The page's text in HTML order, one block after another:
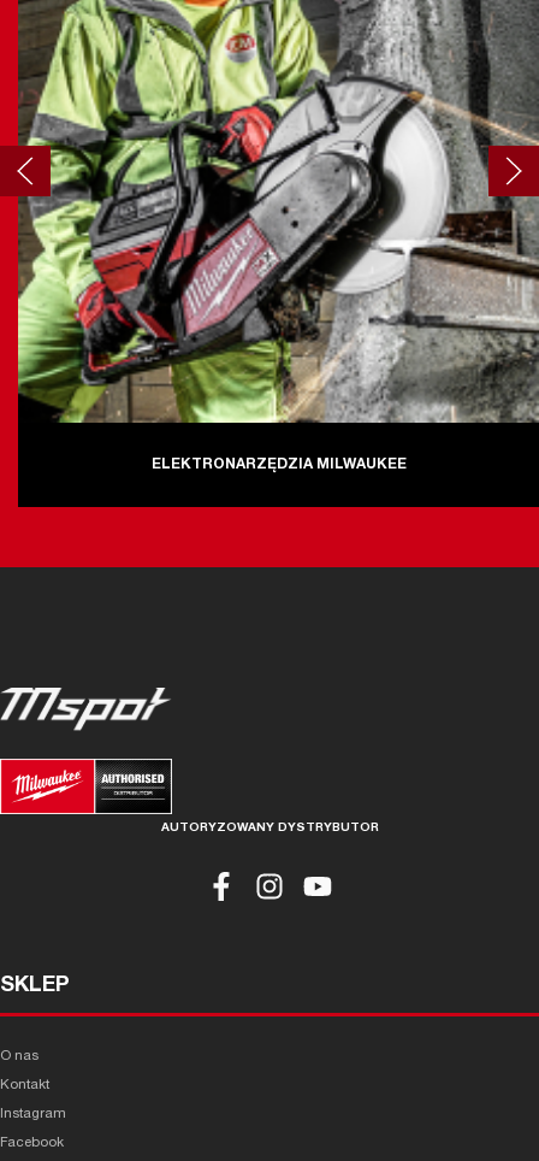
ELEKTRONARZĘDZIA MILWAUKEE
AUTORYZOWANY DYSTRYBUTOR
SKLEP
O nas
Kontakt
Instagram
Facebook